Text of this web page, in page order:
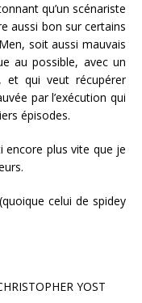
qu’un scénariste
aussi bon sur certains
soit aussi mauvais
au possible, avec un
et qui veut récupérer
par l’exécution qui
épisodes.
encore plus vite que je
celui de spidey
YOST